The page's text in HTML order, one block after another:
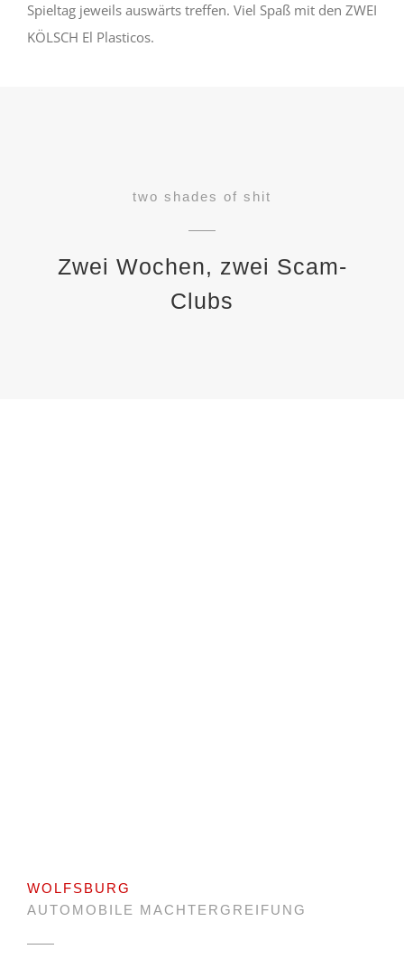
Spieltag jeweils auswärts treffen. Viel Spaß mit den ZWEI
KÖLSCH El Plasticos.
two shades of shit
Zwei Wochen, zwei Scam-
Clubs
WOLFSBURG
AUTOMOBILE MACHTERGREIFUNG